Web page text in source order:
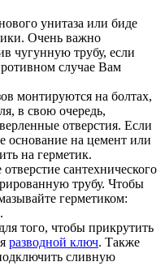
унитаза или биде
Очень важно
чугунную трубу, если
случае Вам
монтируются на болтах,
в свою очередь,
отверстия. Если
основание на цемент или
на герметик.
сантехнического
трубу. Чтобы
герметиком:
того, чтобы прикрутить
разводной ключ. Также
сливную